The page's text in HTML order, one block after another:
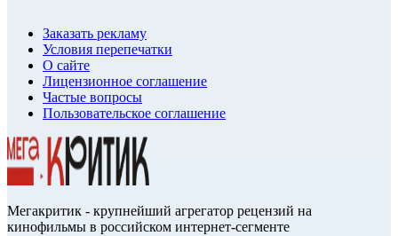
Заказать рекламу
Условия перепечатки
О сайте
Лицензионное соглашение
Частые вопросы
Пользовательское соглашение
Мегакритик - крупнейший агрегатор рецензий на
кинофильмы в российском интернет-сегменте